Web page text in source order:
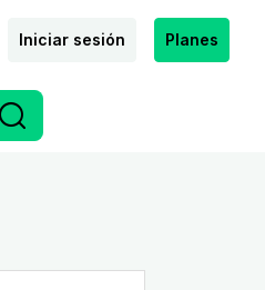
Iniciar sesión Planes